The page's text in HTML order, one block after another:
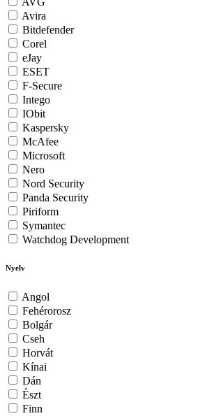
Avira
Bitdefender
Corel
eJay
ESET
F-Secure
Intego
IObit
Kaspersky
McAfee
Microsoft
Nero
Nord Security
Panda Security
Piriform
Symantec
Watchdog Development
Nyelv
Angol
Fehérorosz
Bolgár
Cseh
Horvát
Kínai
Dán
Észt
Finn